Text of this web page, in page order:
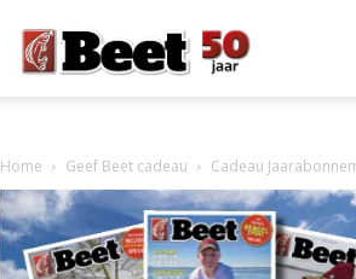
Home Geef Beet cadeau Cadeau